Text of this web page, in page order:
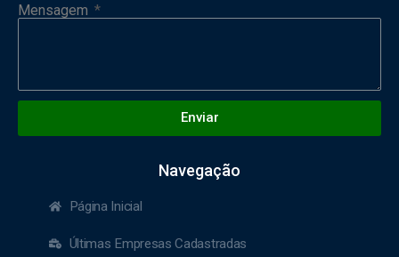
Mensagem
Enviar
Navegação
Página Inicial
Últimas Empresas Cadastradas